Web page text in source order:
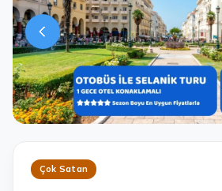
Çok Satan